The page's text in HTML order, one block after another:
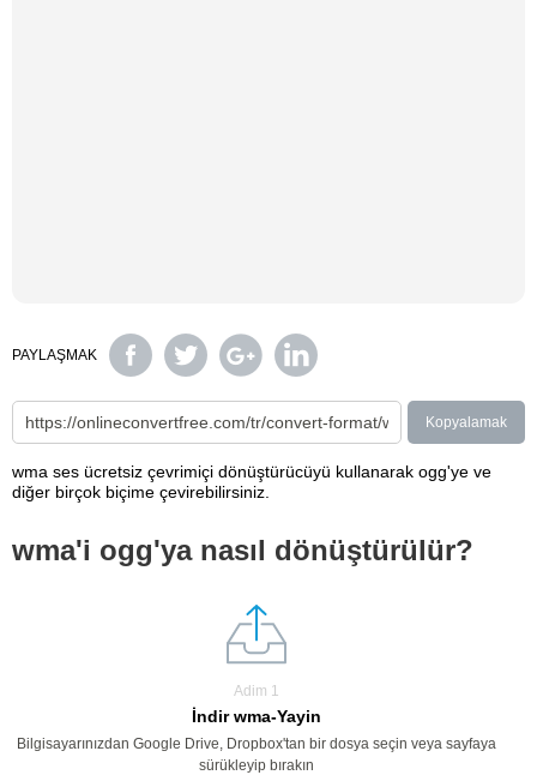
PAYLAŞMAK
Kopyalamak
wma ses ücretsiz çevrimiçi dönüştürücüyü kullanarak ogg'ye ve
diğer birçok biçime çevirebilirsiniz.
wma'i ogg'ya nasıl dönüştürülür?
Adim 1
İndir wma-Yayin
Bilgisayarınızdan Google Drive, Dropbox'tan bir dosya seçin veya sayfaya
sürükleyip bırakın